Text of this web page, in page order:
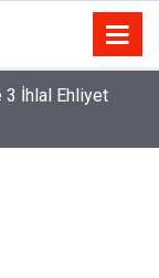
Birevim İçin Yeni
Kuralları Değişti